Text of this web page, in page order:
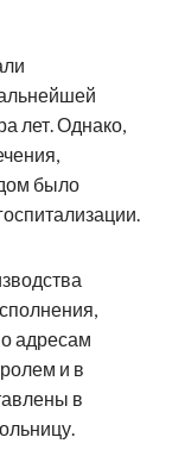
лет. Однако,
было
адресам
и в
в